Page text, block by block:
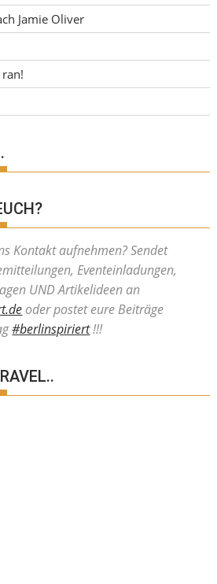
Jamie Oliver
Kontakt aufnehmen? Sendet
Eventeinladungen,
UND Artikelideen an
oder postet eure Beiträge
#berlinspiriert!!!